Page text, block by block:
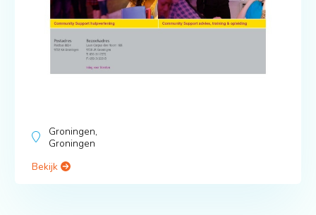
Groningen,
Groningen
Bekijk